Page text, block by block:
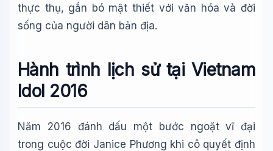
thực thụ, gắn bó mật thiết với văn hóa và đời
sống của người dân bản địa.
Hành trình lịch sử tại Vietnam
Idol 2016
Năm 2016 đánh dấu một bước ngoặt vĩ đại
trong cuộc đời Janice Phương khi cô quyết định